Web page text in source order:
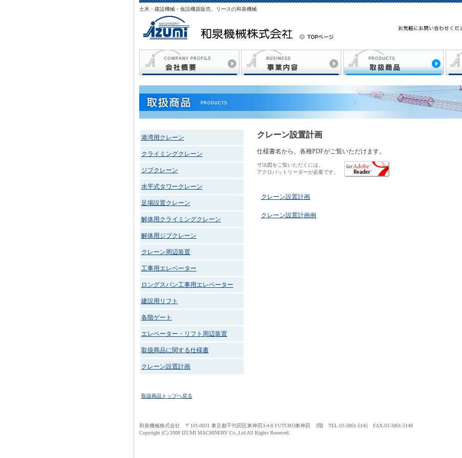
土木・建設機械・仮設機器販売、リースの和泉機械
港湾用クレーン
クライミングクレーン
ジブクレーン
水平式タワークレーン
足場設置クレーン
解体用クライミングクレーン
解体用ジブクレーン
クレーン周辺装置
工事用エレベーター
ロングスパン工事用エレベーター
建設用リフト
各階ゲート
エレベーター・リフト周辺装置
取扱商品に関する仕様書
クレーン設置計画
取扱商品トップへ戻る
クレーン設置計画
仕様書名から、各種PDFがご覧いただけます。
寸法図をご覧いただくには、
アクロバットリーダーが必要です。
クレーン設置計画
クレーン設置計画例
和泉機械株式会社 〒101-0031 東京都千代田区東神田3-4-8 FUTURO東神田 3階 TEL.03-3861-5145 FAX.03-3861-5148
Copyright (C) 2008 IZUMI MACHINERY Co.,Ltd All Rights Reserved.